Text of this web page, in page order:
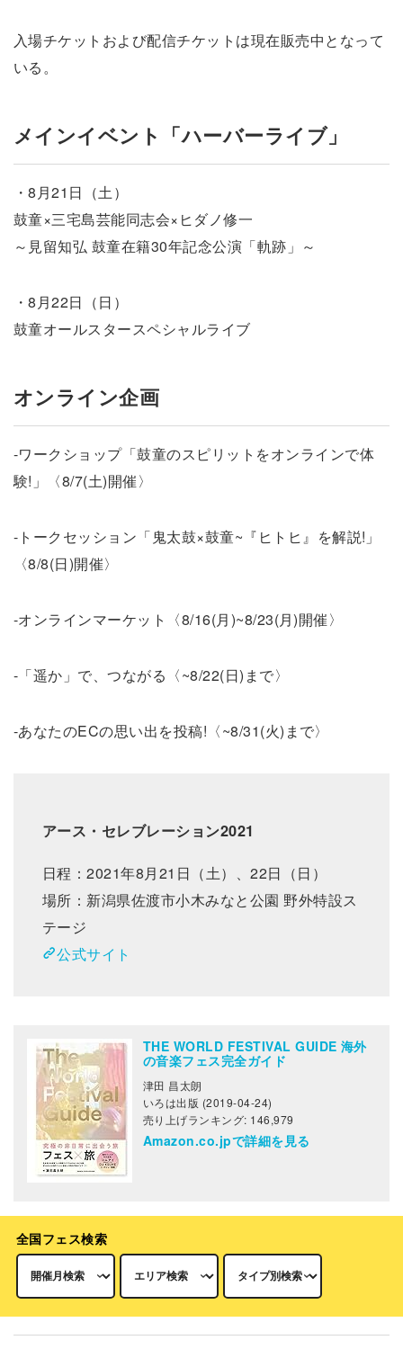
入場チケットおよび配信チケットは現在販売中となって
いる。
メインイベント「ハーバーライブ」
・8月21日（土）
鼓童×三宅島芸能同志会×ヒダノ修一
～見留知弘 鼓童在籍30年記念公演「軌跡」～
・8月22日（日）
鼓童オールスタースペシャルライブ
オンライン企画
-ワークショップ「鼓童のスピリットをオンラインで体
験!」〈8/7(土)開催〉
-トークセッション「鬼太鼓×鼓童~『ヒトヒ』を解説!」
〈8/8(日)開催〉
-オンラインマーケット〈8/16(月)~8/23(月)開催〉
-「遥か」で、つながる〈~8/22(日)まで〉
-あなたのECの思い出を投稿!〈~8/31(火)まで〉
アース・セレブレーション2021
日程：2021年8月21日（土）、22日（日）
場所：新潟県佐渡市小木みなと公園 野外特設ス
テージ
公式サイト
THE WORLD FESTIVAL GUIDE 海外
の音楽フェス完全ガイド
津田 昌太朗
いろは出版 (2019-04-24)
売り上げランキング: 146,979
Amazon.co.jpで詳細を見る
全国フェス検索